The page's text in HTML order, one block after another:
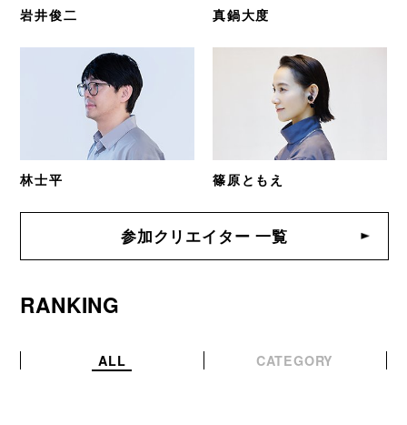
岩井俊二 真鍋大度
林士平 篠原ともえ
参加クリエイター 一覧
RANKING
ALL CATEGORY